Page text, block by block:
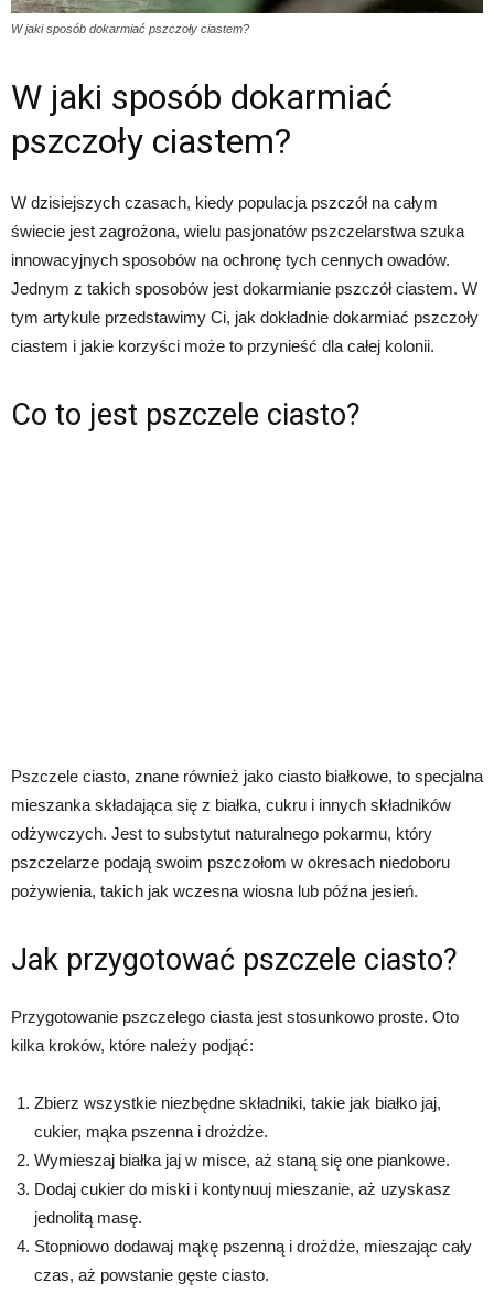
W jaki sposób dokarmiać pszczoły ciastem?
W jaki sposób dokarmiać
pszczoły ciastem?
W dzisiejszych czasach, kiedy populacja pszczół na całym
świecie jest zagrożona, wielu pasjonatów pszczelarstwa szuka
innowacyjnych sposobów na ochronę tych cennych owadów.
Jednym z takich sposobów jest dokarmianie pszczół ciastem. W
tym artykule przedstawimy Ci, jak dokładnie dokarmiać pszczoły
ciastem i jakie korzyści może to przynieść dla całej kolonii.
Co to jest pszczele ciasto?
Pszczele ciasto, znane również jako ciasto białkowe, to specjalna
mieszanka składająca się z białka, cukru i innych składników
odżywczych. Jest to substytut naturalnego pokarmu, który
pszczelarze podają swoim pszczołom w okresach niedoboru
pożywienia, takich jak wczesna wiosna lub późna jesień.
Jak przygotować pszczele ciasto?
Przygotowanie pszczelego ciasta jest stosunkowo proste. Oto
kilka kroków, które należy podjąć:
Zbierz wszystkie niezbędne składniki, takie jak białko jaj,
cukier, mąka pszenna i drożdże.
Wymieszaj białka jaj w misce, aż staną się one piankowe.
Dodaj cukier do miski i kontynuuj mieszanie, aż uzyskasz
jednolitą masę.
Stopniowo dodawaj mąkę pszenną i drożdże, mieszając cały
czas, aż powstanie gęste ciasto.